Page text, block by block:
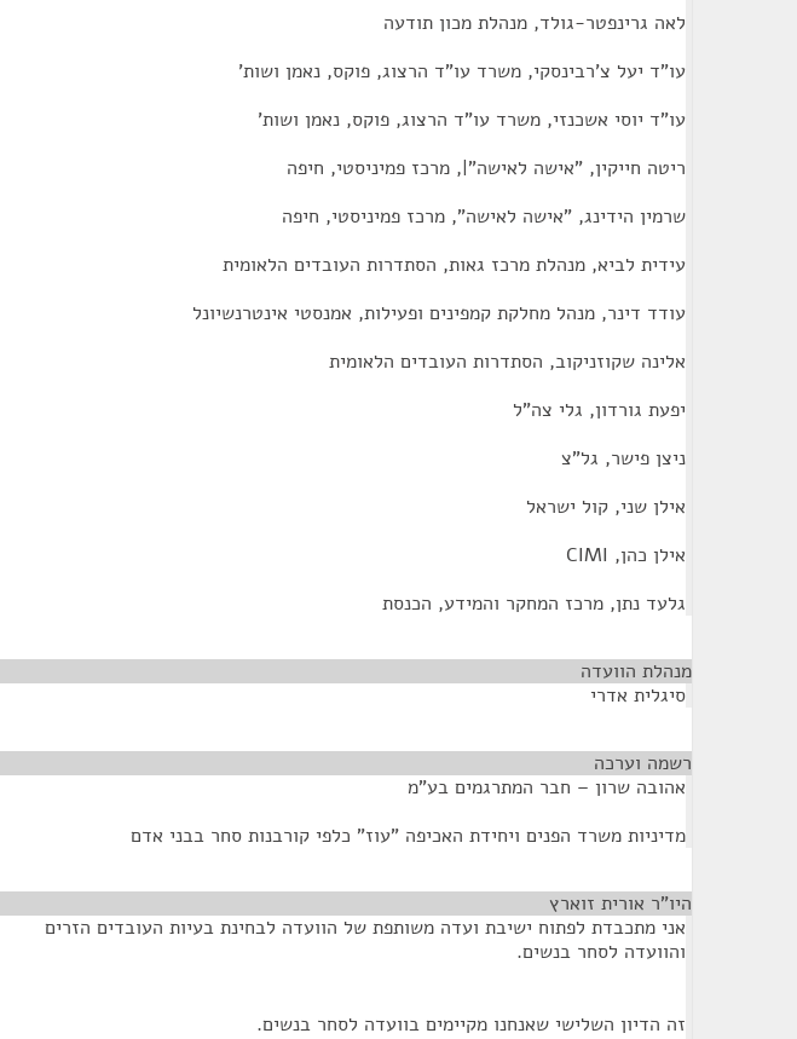
לאה גרינפטר-גולד, מנהלת מכון תודעה
עו"ד יעל צ'רבינסקי, משרד עו"ד הרצוג, פוקס, נאמן ושות'
עו"ד יוסי אשכנזי, משרד עו"ד הרצוג, פוקס, נאמן ושות'
ריטה חייקין, "אישה לאישה"|, מרכז פמיניסטי, חיפה
שרמין הידינג, "אישה לאישה", מרכז פמיניסטי, חיפה
עידית לביא, מנהלת מרכז גאות, הסתדרות העובדים הלאומית
עודד דינר, מנהל מחלקת קמפינים ופעילות, אמנסטי אינטרנשיונל
אלינה שקוזניקוב, הסתדרות העובדים הלאומית
יפעת גורדון, גלי צה"ל
ניצן פישר, גל"צ
אילן שני, קול ישראל
אילן כהן, CIMI
גלעד נתן, מרכז המחקר והמידע, הכנסת
מנהלת הוועדה
סיגלית אדרי
רשמה וערכה
אהובה שרון – חבר המתרגמים בע"מ
מדיניות משרד הפנים ויחידת האכיפה "עוז" כלפי קורבנות סחר בבני אדם
היו"ר אורית זוארץ
אני מתכבדת לפתוח ישיבת ועדה משותפת של הוועדה לבחינת בעיות העובדים הזרים
והוועדה לסחר בנשים.
זה הדיון השלישי שאנחנו מקיימים בוועדה לסחר בנשים.